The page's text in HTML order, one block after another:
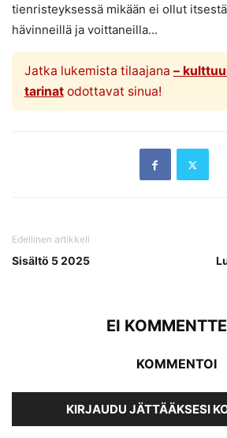
tienristeyksessä mikään ei ollut
hävinneillä ja voittaneilla...
Jatka lukemista tilaajana –
tarinatodottavat sinua!
Edellinen artikkeli
Sisältö 5 2025
EI
KOMMENTOI
KIRJAUDU JÄTTÄÄKSESI